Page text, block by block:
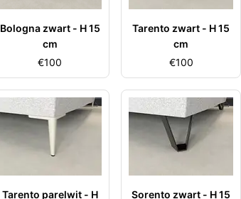
Bologna zwart - H 15
cm
€100
Tarento zwart - H 15
cm
€100
Tarento parelwit - H
Sorento zwart - H 15